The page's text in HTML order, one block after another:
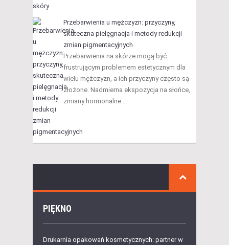
Przebarwienia u mężczyzn: przyczyny,
skuteczna pielęgnacja i metody redukcji
zmian pigmentacyjnych
Przebarwienia na skórze mogą być
frustrującym problemem estetycznym dla
wielu mężczyzn, a ich przyczyny często są
złożone. Nadmierna ekspozycja na słońce,
zmiany hormonalne …
PIĘKNO
Drukarnia opakowań kosmetycznych: partner w